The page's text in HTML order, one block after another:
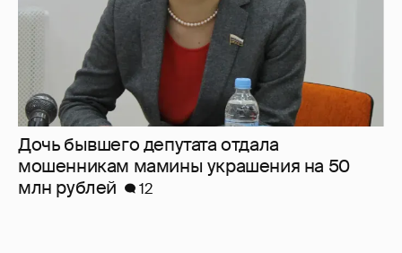
Дочь бывшего депутата отдала
мошенникам мамины украшения на 50
млн рублей
12